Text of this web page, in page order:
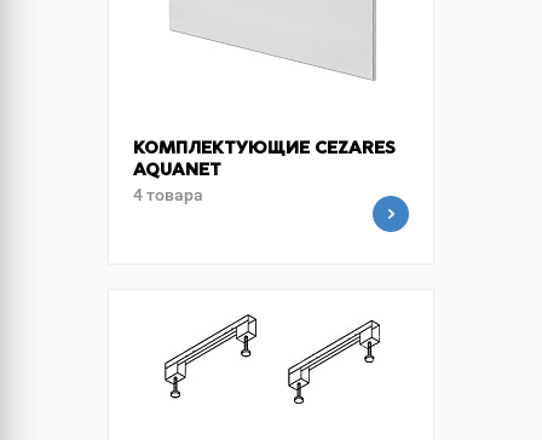
КОМПЛЕКТУЮЩИЕ CEZARES
AQUANET
4 товара